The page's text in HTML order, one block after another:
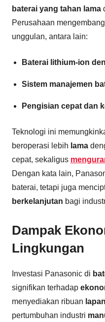
baterai yang tahan lama
Perusahaan
unggulan, antara lain:
Baterai lithium-ion
Sistem manajemen
Pengisian cepat dan
Teknologi ini
beroperasi lebih lama
cepat, sekaligus
Dengan kata lain,
baterai, tetapi juga
berkelanjutan bagi
Dampak
Lingkungan
Investasi Panasonic di
signifikan terhadap
menyediakan ribuan
pertumbuhan industri